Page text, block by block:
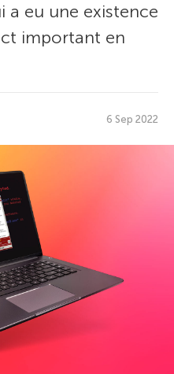
a eu une existence
important en
6 Sep 2022